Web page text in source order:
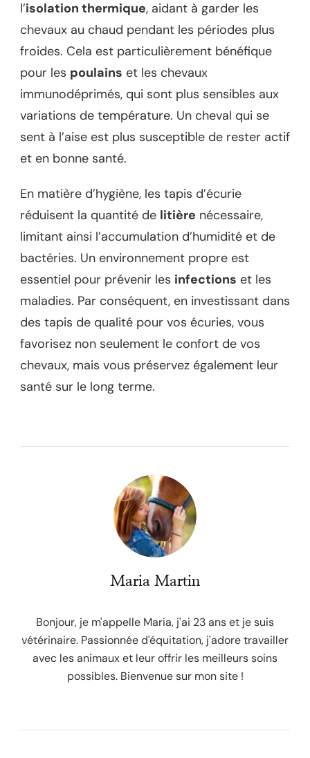
l’isolation thermique, aidant à garder les
chevaux au chaud pendant les périodes plus
froides. Cela est particulièrement bénéfique
pour les poulains et les chevaux
immunodéprimés, qui sont plus sensibles aux
variations de température. Un cheval qui se
sent à l’aise est plus susceptible de rester actif
et en bonne santé.
En matière d’hygiène, les tapis d’écurie
réduisent la quantité de litière nécessaire,
limitant ainsi l’accumulation d’humidité et de
bactéries. Un environnement propre est
essentiel pour prévenir les infections et les
maladies. Par conséquent, en investissant dans
des tapis de qualité pour vos écuries, vous
favorisez non seulement le confort de vos
chevaux, mais vous préservez également leur
santé sur le long terme.
Maria Martin
Bonjour, je m'appelle Maria, j'ai 23 ans et je suis
vétérinaire. Passionnée d'équitation, j'adore travailler
avec les animaux et leur offrir les meilleurs soins
possibles. Bienvenue sur mon site !